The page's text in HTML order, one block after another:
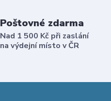
Poštovné zdarma
Nad 1 500 Kč při zaslání
na výdejní místo v ČR